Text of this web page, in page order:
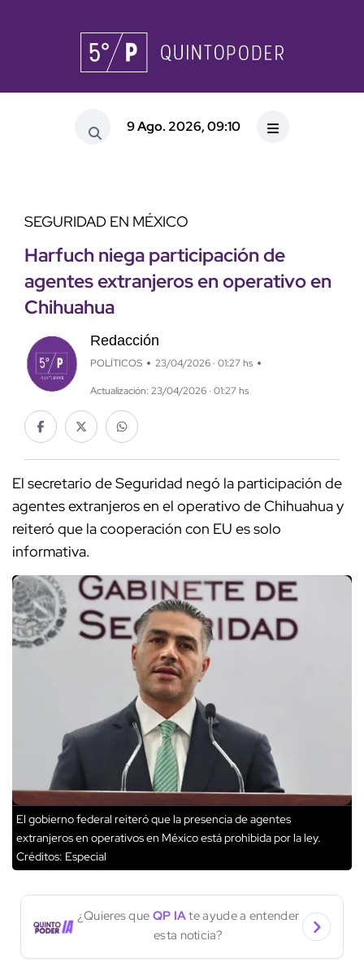
9 Ago. 2026, 09:10
SEGURIDAD EN MÉXICO
Harfuch niega participación de
agentes extranjeros en operativo en
Chihuahua
Redacción
POLÍTICOS 23/04/2026 · 01:27 hs
Actualización: 23/04/2026 · 01:27 hs
El secretario de Seguridad negó la participación de
agentes extranjeros en el operativo de Chihuahua y
reiteró que la cooperación con EU es solo
informativa.
El gobierno federal reiteró que la presencia de agentes
extranjeros en operativos en México está prohibida por la ley.
Créditos: Especial
¿Quieres que QP IAte ayude a entender
esta noticia?